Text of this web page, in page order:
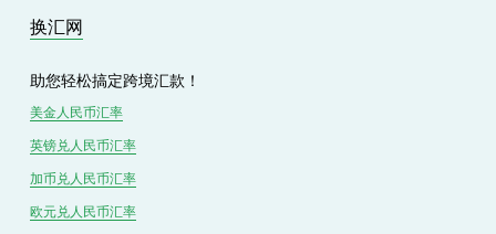
换汇网
助您轻松搞定跨境汇款！
美金人民币汇率
英镑兑人民币汇率
加币兑人民币汇率
欧元兑人民币汇率